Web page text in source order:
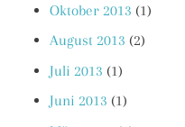
Oktober 2013 (1)
August 2013 (2)
Juli 2013 (1)
Juni 2013 (1)